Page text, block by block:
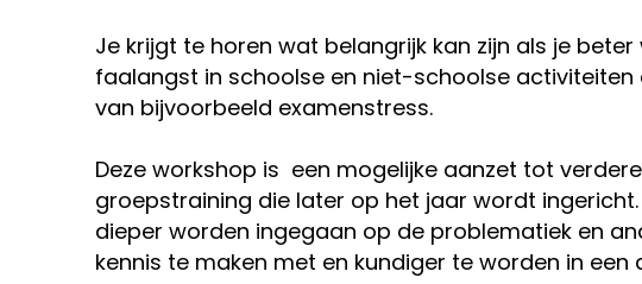
Je krijgt te horen wat belangrijk kan zijn als je
faalangst in schoolse en niet-schoolse
van bijvoorbeeld examenstress.
Deze workshop is een mogelijke aanzet tot
groepstraining die later op het jaar wordt
dieper worden ingegaan op de problematiek en
kennis te maken met en kundiger te worden in